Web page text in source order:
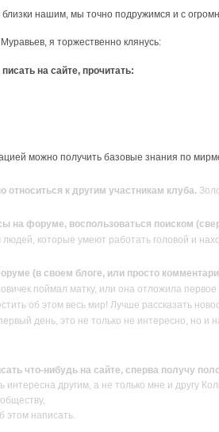
близки нашим, мы точно подружимся и с
я торжественно клянусь:
на сайте, прочитать:
можно получить базовые знания по
к другим участникам клуба.
на форуме, воспользоваться поиском
которые умеют работать головой и
(в своем блоге, или просто
поймал матку, или она отложила
об этом весь мир! Лучше рассказать
день, это не только не интересно, но
что-нибудь на сайте, сперва получу
другим, а не только мне и другу
этом написать.